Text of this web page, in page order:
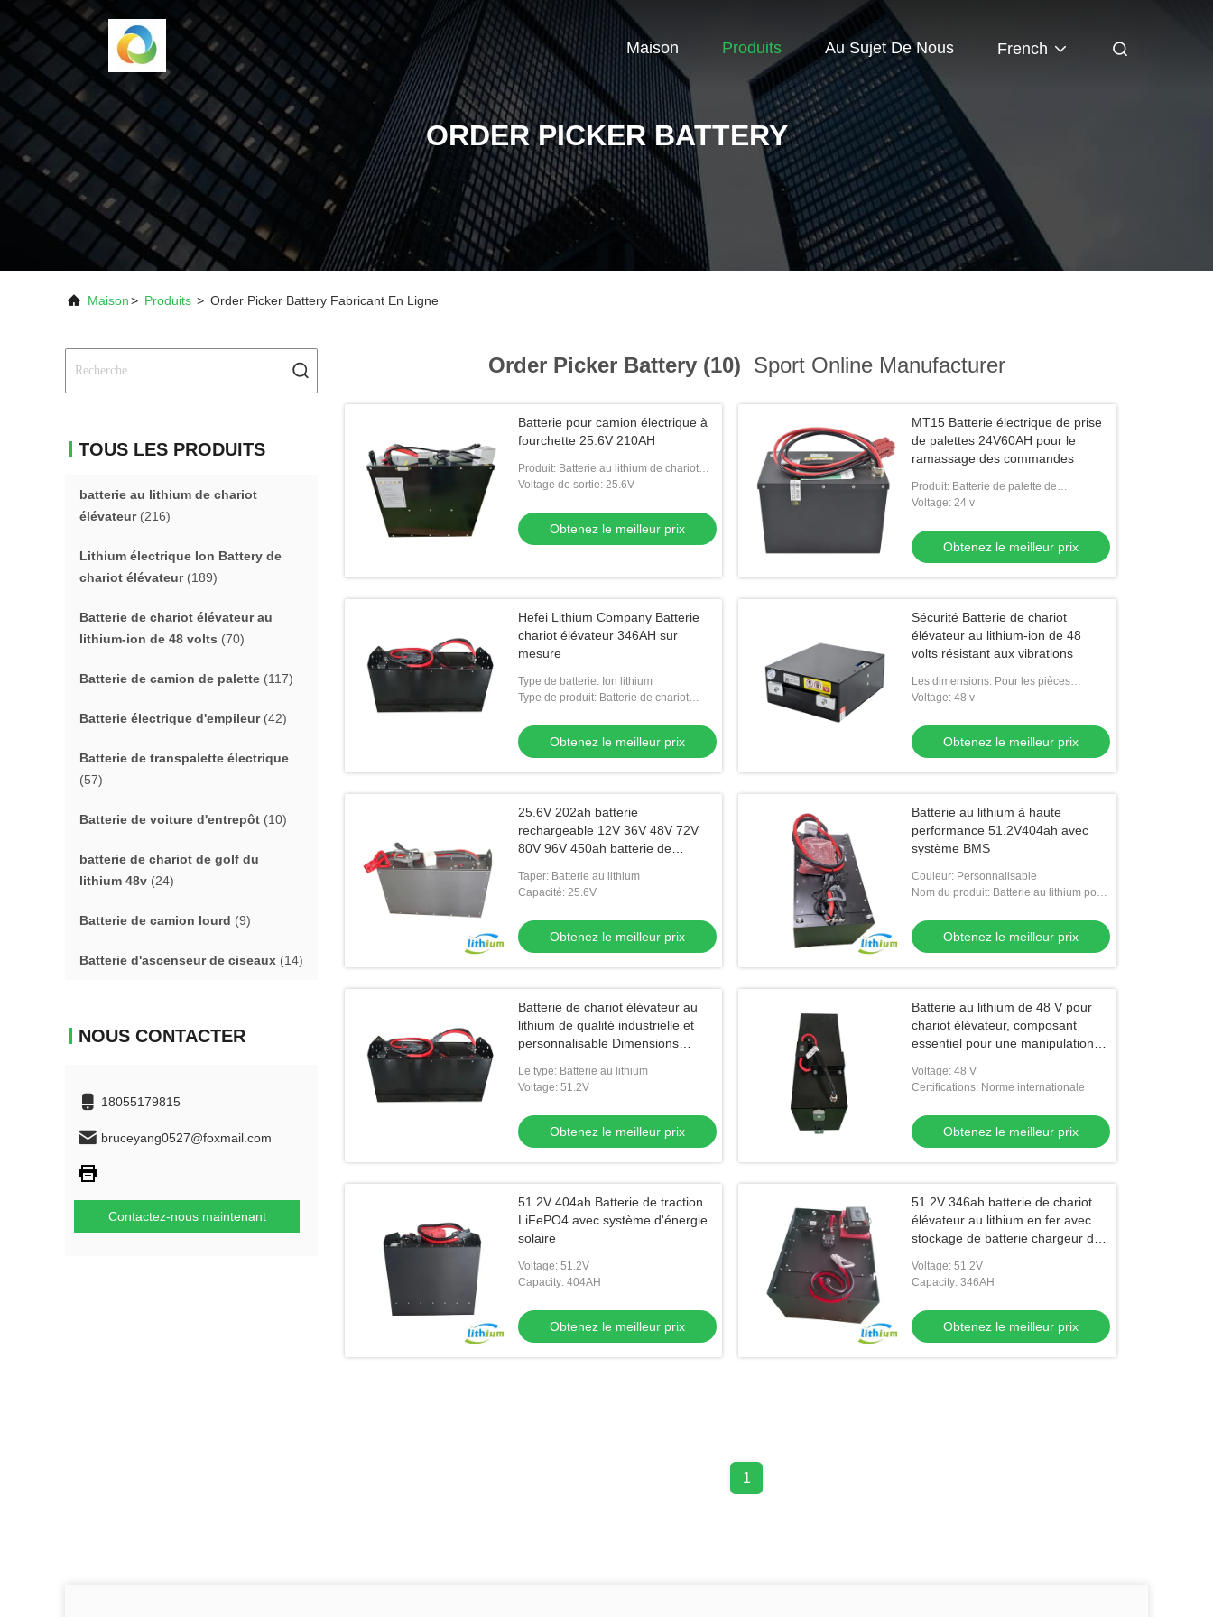
Maison Produits Au Sujet De Nous French
ORDER PICKER BATTERY
Maison> Produits > Order Picker Battery Fabricant En Ligne
TOUS LES PRODUITS
batterie au lithium de chariot
élévateur(216)
Lithium électrique Ion Battery de
chariot élévateur(189)
Batterie de chariot élévateur au
lithium-ion de 48 volts (70)
Batterie de camion de palette (117)
Batterie électrique d'empileur(42)
Batterie de transpalette électrique
(57)
Batterie de voiture d'entrepôt (10)
batterie de chariot de golf du
lithium 48v (24)
Batterie de camion lourd (9)
Batterie d'ascenseur de ciseaux (14)
NOUS CONTACTER
18055179815
bruceyang0527@foxmail.com
Contactez-nous maintenant
Order Picker Battery (10) Sport Online Manufacturer
Batterie pour camion électrique à
fourchette 25.6V 210AH
Produit: Batterie au lithium de chariot
élévateur de la Chine
Voltage de sortie: 25.6V
Obtenez le meilleur prix
MT15 Batterie électrique de prise
de palettes 24V60AH pour le
ramassage des commandes
Produit: Batterie de palette de
l'Allemagne
Voltage: 24 v
Obtenez le meilleur prix
Hefei Lithium Company Batterie
chariot élévateur 346AH sur
mesure
Type de batterie: Ion lithium
Type de produit: Batterie de chariot
Obtenez le meilleur prix
Sécurité Batterie de chariot
élévateur au lithium-ion de 48
volts résistant aux vibrations
Les dimensions: Pour les pièces
détachées:
Voltage: 48 v
Obtenez le meilleur prix
25.6V 202ah batterie
rechargeable 12V 36V 48V 72V
80V 96V 450ah batterie de
électrique
Taper: Batterie au lithium
Capacité: 25.6V
Obtenez le meilleur prix
Batterie au lithium à haute
performance 51.2V404ah avec
système BMS
Couleur: Personnalisable
Nom du produit: Batterie au lithium pour
Obtenez le meilleur prix
Batterie de chariot élévateur au
lithium de qualité industrielle et
personnalisable Dimensions
Le type: Batterie au lithium
Voltage: 51.2V
Obtenez le meilleur prix
Batterie au lithium de 48 V pour
chariot élévateur, composant
essentiel pour une manipulation
Voltage: 48 V
Certifications: Norme internationale
Obtenez le meilleur prix
51.2V 404ah Batterie de traction
LiFePO4 avec système d'énergie
solaire
Voltage: 51.2V
Capacity: 404AH
Obtenez le meilleur prix
51.2V 346ah batterie de chariot
élévateur au lithium en fer avec
stockage de batterie chargeur de
Voltage: 51.2V
Capacity: 346AH
Obtenez le meilleur prix
1